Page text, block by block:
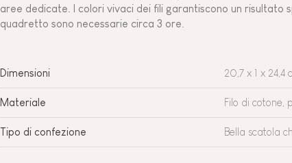
aree dedicate. I colori vivaci dei fili garantiscono un risultato
quadretto sono necessarie circa 3 ore.
Dimensioni 20,7 x 1 x 24,4
Materiale Filo di cotone,
Tipo di confezione Bella scatola